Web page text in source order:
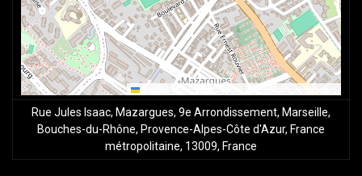
Leaflet Map data ©
contributors
Rue Jules Isaac, Mazargues, 9e Arrondissement, Marseille,
Bouches-du-Rhône, Provence-Alpes-Côte d'Azur, France
métropolitaine, 13009, France